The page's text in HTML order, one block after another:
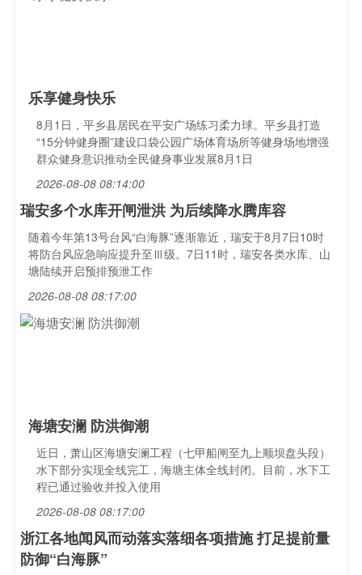
乐享健身快乐
8月1日，平乡县居民在平安广场练习柔力球。平乡县打造
“15分钟健身圈”建设口袋公园广场体育场所等健身场地增强
群众健身意识推动全民健身事业发展8月1日
2026-08-08 08:14:00
瑞安多个水库开闸泄洪 为后续降水腾库容
随着今年第13号台风“白海豚”逐渐靠近，瑞安于8月7日10时
将防台风应急响应提升至Ⅲ级。7日11时，瑞安各类水库、山
塘陆续开启预排预泄工作
2026-08-08 08:17:00
海塘安澜 防洪御潮
近日，萧山区海塘安澜工程（七甲船闸至九上顺坝盘头段）
水下部分实现全线完工，海塘主体全线封闭。目前，水下工
程已通过验收并投入使用
2026-08-08 08:17:00
浙江各地闻风而动落实落细各项措施 打足提前量
防御“白海豚”